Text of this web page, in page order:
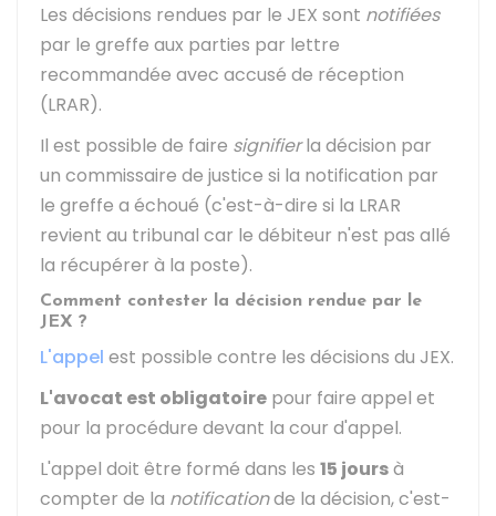
Les décisions rendues par le JEX sont notifiées
par le greffe aux parties par lettre
recommandée avec accusé de réception
(LRAR).
Il est possible de faire signifierla décision par
un commissaire de justice si la notification par
le greffe a échoué (c'est-à-dire si la LRAR
revient au tribunal car le débiteur n'est pas allé
la récupérer à la poste).
Comment contester la décision rendue par le
JEX ?
L'appel est possible contre les décisions du JEX.
L'avocat est obligatoire pour faire appel et
pour la procédure devant la cour d'appel.
L'appel doit être formé dans les 15 joursà
compter de la notificationde la décision, c'est-